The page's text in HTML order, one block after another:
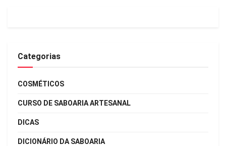
Categorias
COSMÉTICOS
CURSO DE SABOARIA ARTESANAL
DICAS
DICIONÁRIO DA SABOARIA